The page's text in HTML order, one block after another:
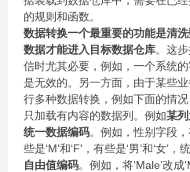
的规则和函数。
数据转换一个最重要的功能是清
数据才能进入目标数据仓库。这
信时尤其必要，例如，一个系统
是无效的。另一方面，由于某些
行多种数据转换，例如下面的情况
只加载有内容的数据列。例如某列
统一数据编码。例如，性别字段
些是‘M’和‘F'，有些是‘男’和‘女’，统
自由值编码。例如，将‘Male’改成